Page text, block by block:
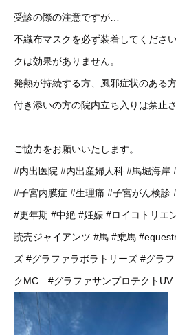
受診の際の注意ですが…
不織布マスクを必ず装着してくださ
クは効果がありません。
発熱が持続する方、風邪症状のある
付き添いの方の院内立ち入りは禁止
ご協力をお願いいたします。
#内出医院 #内出産婦人科 #馬堀海岸
#子宮内膜症 #生理痛 #子宮がん検診
#更年期 #中絶 #妊娠 #ロイコトリエ
読売ジャイアンツ #馬 #乗馬
ズ #グラファラボラトリーズ #グラ
クMC
#グラファサンプロテクトUV